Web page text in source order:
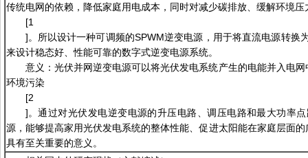
传统电网的依赖，降低家庭用电成本，同时对减少碳排放、缓解环境压
[1
]。所以设计一种可调频的SPWM逆变电源，用于将直流电源转
来设计稳态好、性能可靠的数字式逆变电源系统。
意义：光伏并网逆变电源可以将光伏发电系统产生的电能并入电
环境污染
[2
]。通过对光伏发电逆变电源的升压电路、调压电路和最大功率
源，能够提高家用光伏发电系统的整体性能、促进太阳能在家庭层面
具有至关重要的意义。